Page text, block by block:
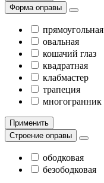
Форма оправы
прямоугольная
овальная
кошачий глаз
квадратная
клабмастер
трапеция
многогранник
Применить
Строение оправы
ободковая
безободковая